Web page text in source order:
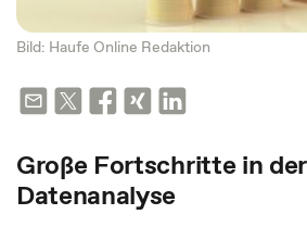
Bild: Haufe Online Redaktion
Große Fortschritte in der
Datenanalyse